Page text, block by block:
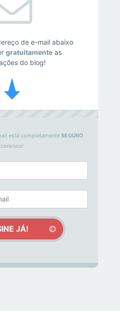
de e-mail abaixo
gratuitamenteas
do blog!
está completamente SEGURO
conosco!